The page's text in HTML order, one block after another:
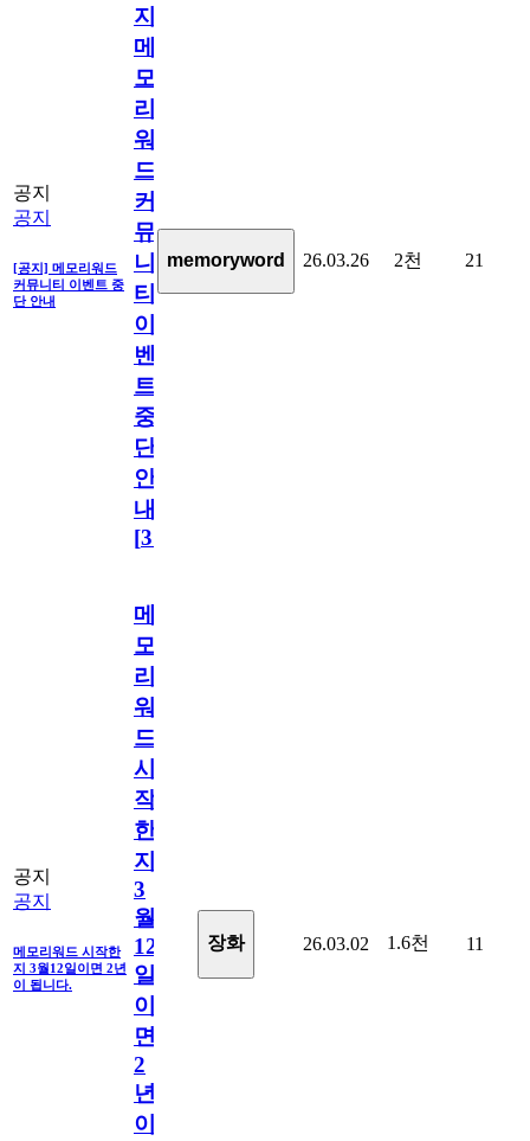
공지
공지
[공지] 메모리워드
커뮤니티 이벤트 중
단 안내
지]
메
모
리
워
드
커
뮤
니
티
이
벤
트
중
단
안
내
[31
memoryword 26.03.26 2천 21
공지
공지
메모리워드 시작한
지 3월12일이면 2년
이 됩니다.
메
모
리
워
드
시
작
한
지
3
월
12
일
이
면
2
년
이
장화 26.03.02 1.6천 11